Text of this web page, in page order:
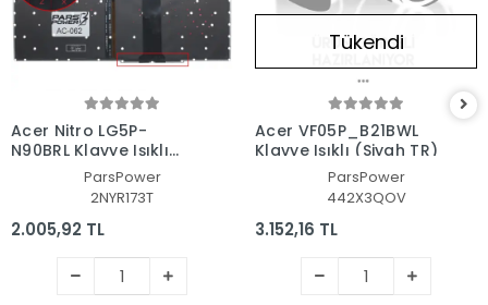
Acer Nitro LG5P-
N90BRL Klavye Işıklı
(Siyah TR)ParsPower
2NYR173T
2.005,92 TL
Tükendi
Acer VF05P_B21BWL
Klavye Işıklı (Siyah TR)
ParsPower
442X3QOV
3.152,16 TL